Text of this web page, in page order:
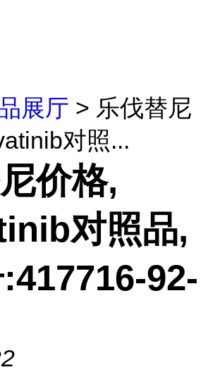
展厅 > 乐伐替尼
对照...
价格,
对照品,
92-